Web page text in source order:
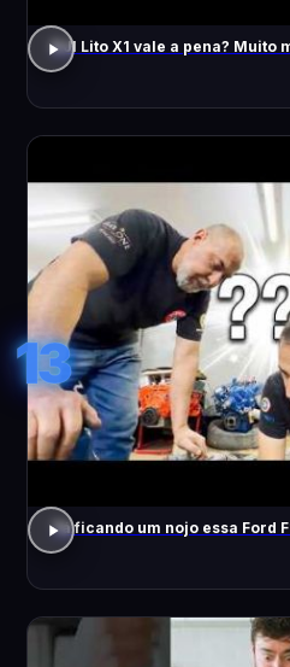
DJI Lito X1 vale a pena? Muito
13
Tá ficando um nojo essa Ford